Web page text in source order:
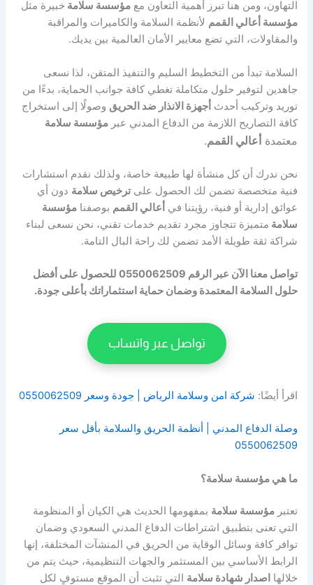
التهاون، ومن هنا تبرز أهمية التعاون معمؤسسة سلامة خبيرة مثل
مؤسسة أعالي القمم لأنظمة السلامة والكاميرات والمراقبة
والمقاولات، التي تضع معايير الأمان العالمية بين يديك.
السلامة تبدأ من التخطيط السليم والتنفيذ المتقن، لذا نسعى
جاهدين لتوفير حلول متكاملة تغطي كافة جوانب الحماية، بدءًا من
توريد وتركيب أحدث أجهزة الانذار ضد الحريق وصولًا إلى استخراج
كافة التصاريح اللازمة من الدفاع المدني عبرمؤسسة سلامة
معتمدةأعالي القمم.
نحن ندرك أن كل منشأة لها طبيعة خاصة، ولذلك نقدم استشارات
فنية متخصصة تضمن لك الحصول علىترخيص سلامة دون أي
عوائق إدارية أو فنية، رؤيتنا في أعالي القمم بوصفنامؤسسة
سلامة متميزة تتجاوز مجرد تقديم خدمات تقني، نحن نسعى لبناء
شراكة ثقة طويلة الأمد تضمن لك راحة البال التامة.
تواصل معنا الآن عبر الرقم 0550062509 للحصول على أفضل
حلول السلامة المعتمدة وضمان حماية استثماراتك بأعلى جودة.
تواصل عبر واتساب
اقرأ أيضًا: شركة امن وسلامة الرياض | جودة وسعر 0550062509
وصلة الدفاع المدني | أنظمة الحريق والسلامة بأقل سعر
0550062509
ما هي مؤسسة سلامة؟
تعتبرمؤسسة سلامة بمفهومها الحديث هي الكيان أو المنظومة
التي تعنى بتطبيق اشتراطات الدفاع المدني السعودي وضمان
توافر كافة وسائل الوقاية من الحريق في المنشآت المختلفة، إنها
الرابط الأساسي بين المستثمر والجهات التنظيمية، حيث يتم من
خلالها اصدار شهادة سلامة التي تثبت أن الموقع مستوفٍ لكل